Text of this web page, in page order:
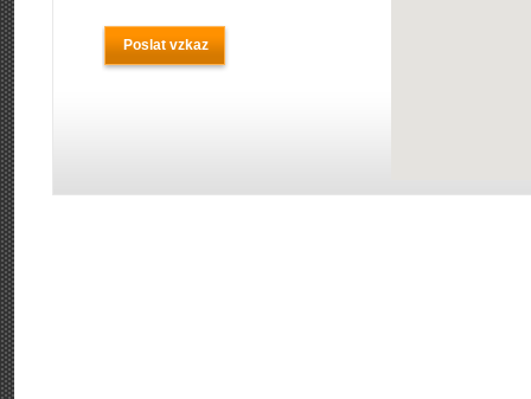
Poslat vzkaz